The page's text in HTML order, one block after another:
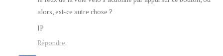
alors, est-ce autre chose ?
JP
Répondre